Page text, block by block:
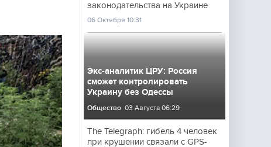
законодательства на Украине
06 Октября 10:31
Экс-аналитик ЦРУ: Россия
сможет контролировать
Украину без Одессы
Общество 03 Августа 06:29
The Telegraph: гибель 4 человек
при крушении связали с GPS-